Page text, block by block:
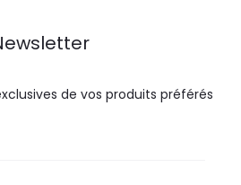
de vos produits préférés